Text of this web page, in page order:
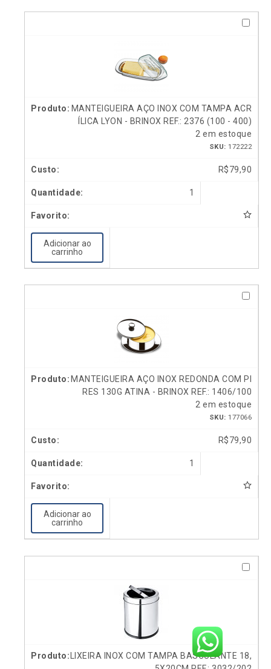
MANTEIGUEIRA AÇO INOX COM TAMPA ACR
ÍLICA LYON - BRINOX REF.: 2376 (100 - 400)
2 em estoque
SKU: 172222
R$79,90
1
Adicionar ao
carrinho
MANTEIGUEIRA AÇO INOX REDONDA COM PI
RES 130G ATINA - BRINOX REF.: 1406/100
2 em estoque
SKU: 177066
R$79,90
1
Adicionar ao
carrinho
LIXEIRA INOX COM TAMPA BASCULANTE 18,